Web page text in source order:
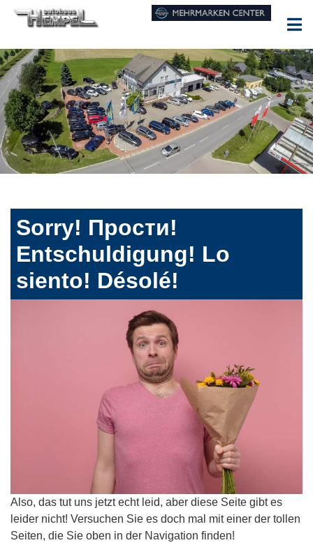
Sorry! Прости!
Entschuldigung! Lo
siento! Désolé!
Also, das tut uns jetzt echt leid, aber diese Seite gibt es
leider nicht! Versuchen Sie es doch mal mit einer der tollen
Seiten, die Sie oben in der Navigation finden!